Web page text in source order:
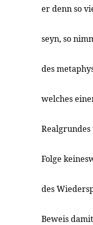
er denn so
seyn, so
des
welches
Folge
des
Beweis